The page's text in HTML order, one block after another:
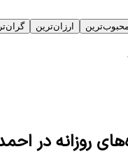
محبوب‌ترین ارزان‌ترین
روزانه در